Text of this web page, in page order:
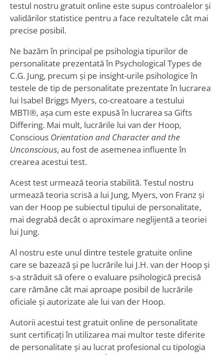
testul nostru gratuit online este supus controalelor și
validărilor statistice pentru a face rezultatele cât mai
precise posibil.
Ne bazăm în principal pe psihologia tipurilor de
personalitate prezentată în Psychological Types de
C.G. Jung, precum și pe insight-urile psihologice în
testele de tip de personalitate prezentate în lucrarea
lui Isabel Briggs Myers, co-creatoare a testului
MBTI®, așa cum este expusă în lucrarea sa Gifts
Differing. Mai mult, lucrările lui van der Hoop,
Conscious Orientation and Character and the
Unconscious, au fost de asemenea influente în
crearea acestui test.
Acest test urmează teoria stabilită. Testul nostru
urmează teoria scrisă a lui Jung, Myers, von Franz și
van der Hoop pe subiectul tipului de personalitate,
mai degrabă decât o aproximare neglijentă a teoriei
lui Jung.
Al nostru este unul dintre testele gratuite online
care se bazează și pe lucrările lui J.H. van der Hoop și
s-a străduit să ofere o evaluare psihologică precisă
care rămâne cât mai aproape posibil de lucrările
oficiale și autorizate ale lui van der Hoop.
Autorii acestui test gratuit online de personalitate
sunt certificați în utilizarea mai multor teste diferite
de personalitate și au lucrat profesional cu tipologia